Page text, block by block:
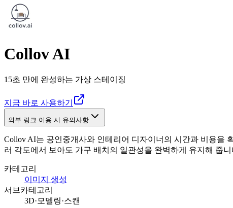
Collov AI
15초 만에 완성하는 가상 스테이징
지금 바로 사용하기
외부 링크 이용 시 유의사항
Collov AI는 공인중개사와 인테리어 디자이너의 시간과 비용을
러 각도에서 보아도 가구 배치의 일관성을 완벽하게 유지해 줍니
카테고리
이미지 생성
서브카테고리
3D·모델링·스캔